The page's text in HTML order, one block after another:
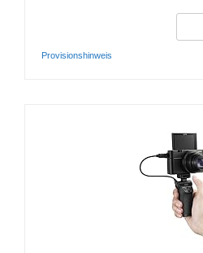
Provisionshinweis